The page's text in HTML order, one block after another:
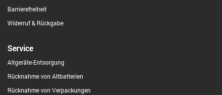
Barrierefreiheit
Widerruf & Rückgabe
Service
Altgeräte-Entsorgung
Rücknahme von Altbatterien
Rücknahme von Verpackungen